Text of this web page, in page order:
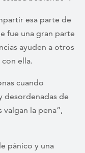
esa parte de
fue una gran parte
ayuden a otros
ella.
cuando
desordenadas de
la pena”,
pánico y una